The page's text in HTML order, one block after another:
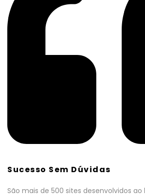
Sucesso Sem Dúvidas
São mais de 500 sites desenvolvidos